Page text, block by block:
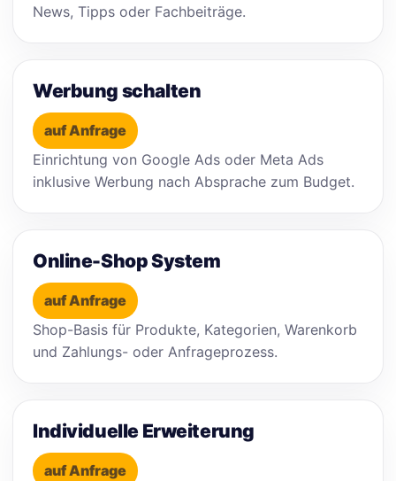
News, Tipps oder Fachbeiträge.
Werbung schalten
auf Anfrage
Einrichtung von Google Ads oder Meta Ads
inklusive Werbung nach Absprache zum Budget.
Online-Shop System
auf Anfrage
Shop-Basis für Produkte, Kategorien, Warenkorb
und Zahlungs- oder Anfrageprozess.
Individuelle Erweiterung
auf Anfrage